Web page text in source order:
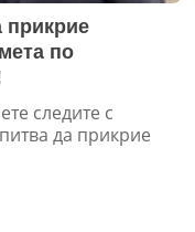
прикрие
по
следите с
да прикрие